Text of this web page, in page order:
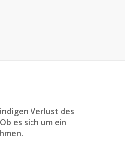
Verlust des
es sich um ein